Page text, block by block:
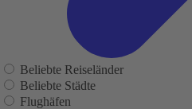
Beliebte Reiseländer
Beliebte Städte
Flughäfen